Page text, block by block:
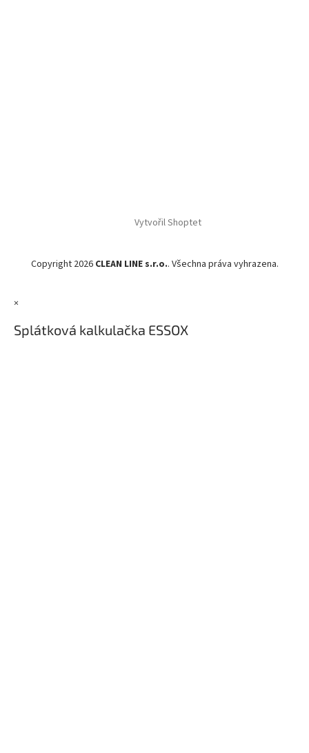
Vytvořil Shoptet
Copyright 2026 CLEAN LINE s.r.o.. Všechna práva vyhrazena.
×
Splátková kalkulačka ESSOX